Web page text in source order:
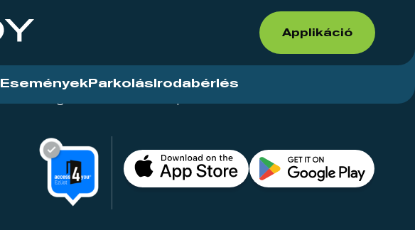
Applikáció
Események Parkolás Irodabérlés